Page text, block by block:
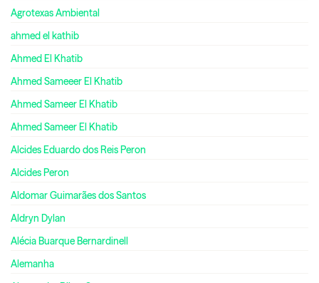
Agrotexas Ambiental
ahmed el kathib
Ahmed El Khatib
Ahmed Sameeer El Khatib
Ahmed Sameer El Khatib
Ahmed Sameer El Khatib
Alcides Eduardo dos Reis Peron
Alcides Peron
Aldomar Guimarães dos Santos
Aldryn Dylan
Alécia Buarque Bernardinell
Alemanha